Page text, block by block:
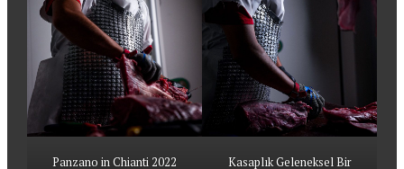
Panzano in Chianti 2022
Kasaplık Geleneksel Bir